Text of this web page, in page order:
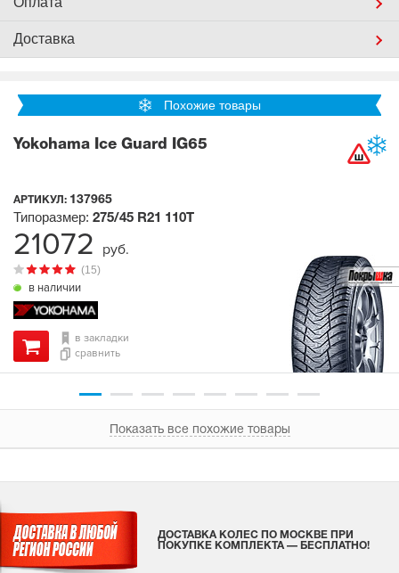
Доставка
Похожие товары
Yokohama Ice Guard IG65
АРТИКУЛ: 137965
в наличии
(15)
Типоразмер: 275/45 R21 110T
в закладки
сравнить
21072 руб.
Показать все похожие товары
ДОСТАВКА КОЛЕС ПО МОСКВЕ ПРИ
ПОКУПКЕ КОМПЛЕКТА — БЕСПЛАТНО!